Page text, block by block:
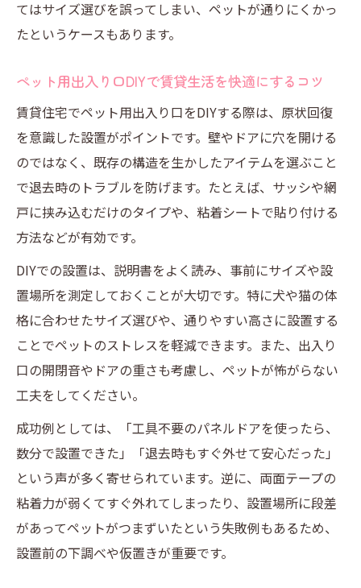
てはサイズ選びを誤ってしまい、ペットが通りにくかっ
たというケースもあります。
ペット用出入り口DIYで賃貸生活を快適にするコツ
賃貸住宅でペット用出入り口をDIYする際は、原状回復
を意識した設置がポイントです。壁やドアに穴を開ける
のではなく、既存の構造を生かしたアイテムを選ぶこと
で退去時のトラブルを防げます。たとえば、サッシや網
戸に挟み込むだけのタイプや、粘着シートで貼り付ける
方法などが有効です。
DIYでの設置は、説明書をよく読み、事前にサイズや設
置場所を測定しておくことが大切です。特に犬や猫の体
格に合わせたサイズ選びや、通りやすい高さに設置する
ことでペットのストレスを軽減できます。また、出入り
口の開閉音やドアの重さも考慮し、ペットが怖がらない
工夫をしてください。
成功例としては、「工具不要のパネルドアを使ったら、
数分で設置できた」「退去時もすぐ外せて安心だった」
という声が多く寄せられています。逆に、両面テープの
粘着力が弱くてすぐ外れてしまったり、設置場所に段差
があってペットがつまずいたという失敗例もあるため、
設置前の下調べや仮置きが重要です。